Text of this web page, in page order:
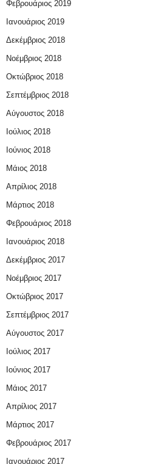
Φεβρουάριος 2019
Ιανουάριος 2019
Δεκέμβριος 2018
Νοέμβριος 2018
Οκτώβριος 2018
Σεπτέμβριος 2018
Αύγουστος 2018
Ιούλιος 2018
Ιούνιος 2018
Μάιος 2018
Απρίλιος 2018
Μάρτιος 2018
Φεβρουάριος 2018
Ιανουάριος 2018
Δεκέμβριος 2017
Νοέμβριος 2017
Οκτώβριος 2017
Σεπτέμβριος 2017
Αύγουστος 2017
Ιούλιος 2017
Ιούνιος 2017
Μάιος 2017
Απρίλιος 2017
Μάρτιος 2017
Φεβρουάριος 2017
Ιανουάριος 2017